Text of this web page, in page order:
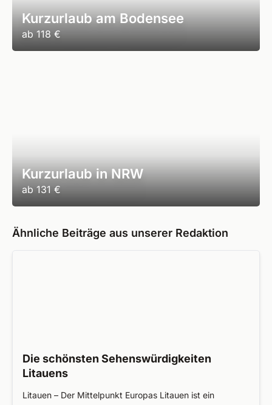
Kurzurlaub am Bodensee
ab 118 €
Kurzurlaub in NRW
ab 131 €
Ähnliche Beiträge aus unserer Redaktion
Die schönsten Sehenswürdigkeiten
Litauens
Litauen – Der Mittelpunkt Europas Litauen ist ein